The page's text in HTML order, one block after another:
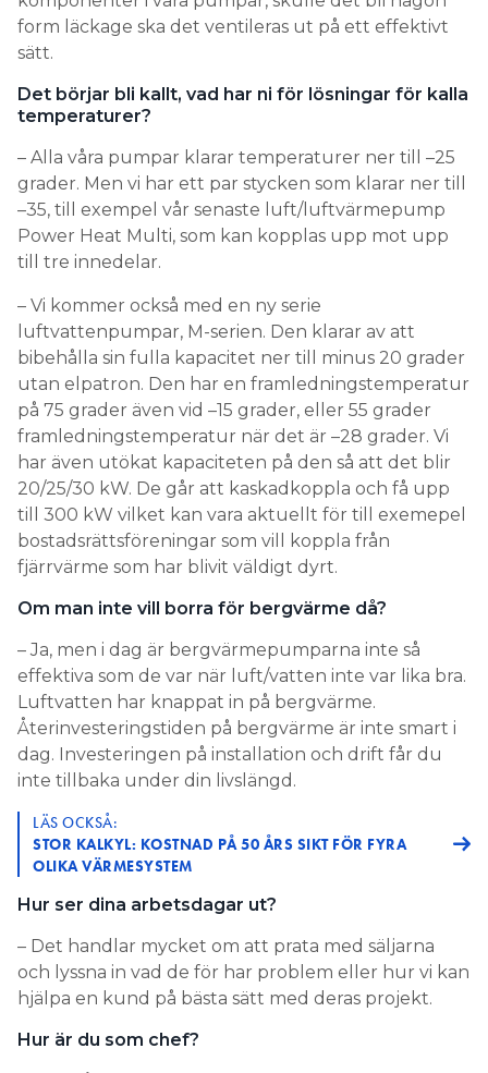
form läckage ska det ventileras ut på ett effektivt
sätt.
Det börjar bli kallt, vad har ni för lösningar för kalla
temperaturer?
– Alla våra pumpar klarar temperaturer ner till –25
grader. Men vi har ett par stycken som klarar ner till
–35, till exempel vår senaste luft/luftvärmepump
Power Heat Multi, som kan kopplas upp mot upp
till tre innedelar.
– Vi kommer också med en ny serie
luftvattenpumpar, M-serien. Den klarar av att
bibehålla sin fulla kapacitet ner till minus 20 grader
utan elpatron. Den har en framledningstemperatur
på 75 grader även vid –15 grader, eller 55 grader
framledningstemperatur när det är –28 grader. Vi
har även utökat kapaciteten på den så att det blir
20/25/30 kW. De går att kaskadkoppla och få upp
till 300 kW vilket kan vara aktuellt för till exemepel
bostadsrättsföreningar som vill koppla från
fjärrvärme som har blivit väldigt dyrt.
Om man inte vill borra för bergvärme då?
– Ja, men i dag är bergvärmepumparna inte så
effektiva som de var när luft/vatten inte var lika bra.
Luftvatten har knappat in på bergvärme.
Återinvesteringstiden på bergvärme är inte smart i
dag. Investeringen på installation och drift får du
inte tillbaka under din livslängd.
LÄS OCKSÅ:
STOR KALKYL: KOSTNAD PÅ 50 ÅRS SIKT FÖR FYRA
OLIKA VÄRMESYSTEM
Hur ser dina arbetsdagar ut?
– Det handlar mycket om att prata med säljarna
och lyssna in vad de för har problem eller hur vi kan
hjälpa en kund på bästa sätt med deras projekt.
Hur är du som chef?